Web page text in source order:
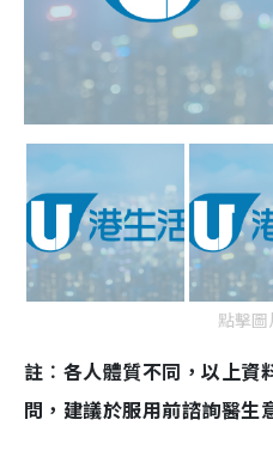
點擊
註︰各人體質不同，以上資
問，建議於服用前諮詢醫生